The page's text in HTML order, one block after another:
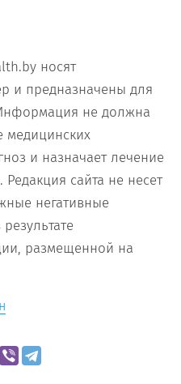
носят
и предназначены для
не должна
медицинских
и назначает лечение
сайта не несет
негативные
размещенной на